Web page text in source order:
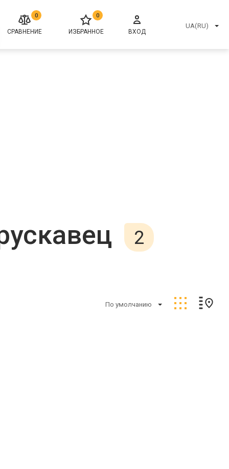
0
СРАВНЕНИЕ
0
ИЗБРАННОЕ ВХОД
UA(RU)
2
По умолчанию